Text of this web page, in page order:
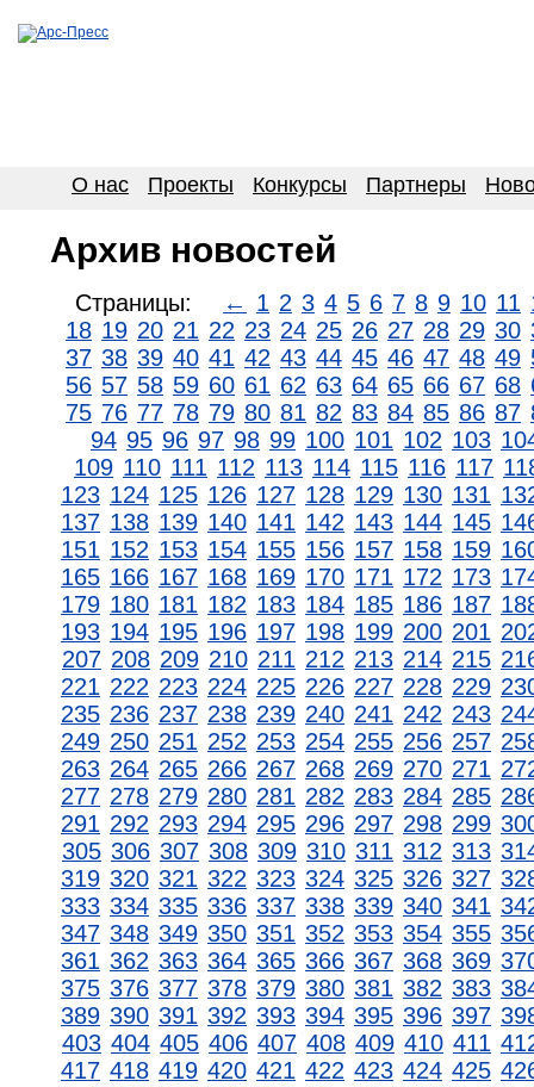
О нас Проекты Конкурсы Партнеры
Архив новостей
Страницы: ← 1 2 3 4 5 6 7 8 9 10 11
18 19 20 21 22 23 24 25 26 27 28 29 30
37 38 39 40 41 42 43 44 45 46 47 48 49
56 57 58 59 60 61 62 63 64 65 66 67 68
75 76 77 78 79 80 81 82 83 84 85 86 87
94 95 96 97 98 99 100 101 102 103
109 110 111 112 113 114 115 116 117
123 124 125 126 127 128 129 130 131
137 138 139 140 141 142 143 144 145
151 152 153 154 155 156 157 158 159
165 166 167 168 169 170 171 172 173
179 180 181 182 183 184 185 186 187
193 194 195 196 197 198 199 200 201
207 208 209 210 211 212 213 214 215
221 222 223 224 225 226 227 228 229
235 236 237 238 239 240 241 242 243
249 250 251 252 253 254 255 256 257
263 264 265 266 267 268 269 270 271
277 278 279 280 281 282 283 284 285
291 292 293 294 295 296 297 298 299
305 306 307 308 309 310 311 312 313
319 320 321 322 323 324 325 326 327
333 334 335 336 337 338 339 340 341
347 348 349 350 351 352 353 354 355
361 362 363 364 365 366 367 368 369
375 376 377 378 379 380 381 382 383
389 390 391 392 393 394 395 396 397
403 404 405 406 407 408 409 410 411
417 418 419 420 421 422 423 424 425